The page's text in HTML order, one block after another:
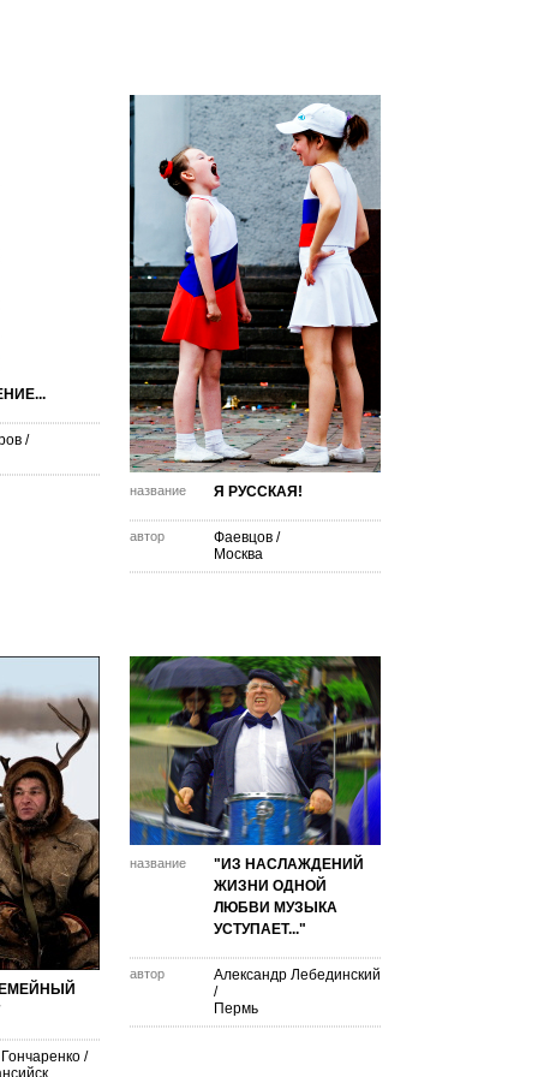
/
название Я РУССКАЯ!
автор Фаевцов /
Москва
/
название
"ИЗ НАСЛАЖДЕНИЙ
ЖИЗНИ ОДНОЙ
ЛЮБВИ МУЗЫКА
УСТУПАЕТ..."
автор
Александр Лебединский
/
Пермь